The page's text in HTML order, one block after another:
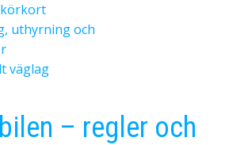
körkort
uthyrning och
väglag
– regler och